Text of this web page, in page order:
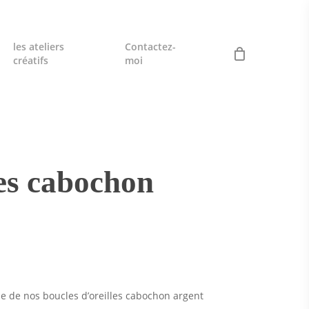
les ateliers
créatifs
Contactez-
moi
cabochon
nos boucles d’oreilles cabochon argent